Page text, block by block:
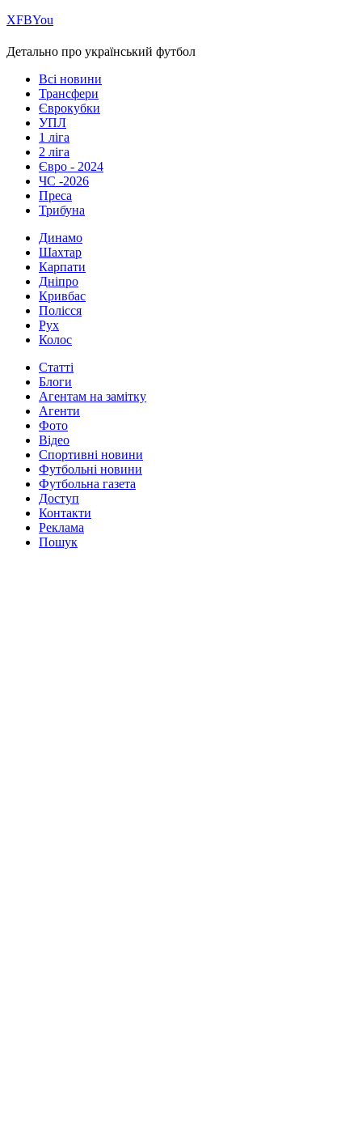
ХFBYou
Детально про український футбол
Всі новини
Трансфери
Єврокубки
УПЛ
1 ліга
2 ліга
Євро - 2024
ЧС -2026
Преса
Трибуна
Динамо
Шахтар
Карпати
Дніпро
Кривбас
Полісся
Рух
Колос
Статті
Блоги
Агентам на замітку
Агенти
Фото
Відео
Спортивні новини
Футбольні новини
Футбольна газета
Доступ
Контакти
Реклама
Пошук